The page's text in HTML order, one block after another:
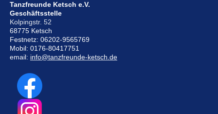
Tanzfreunde Ketsch e.V.
Geschäftsstelle
Kolpingstr. 52
68775 Ketsch
Festnetz: 06202-9565769
Mobil: 0176-80417751
email: info@tanzfreunde-ketsch.de